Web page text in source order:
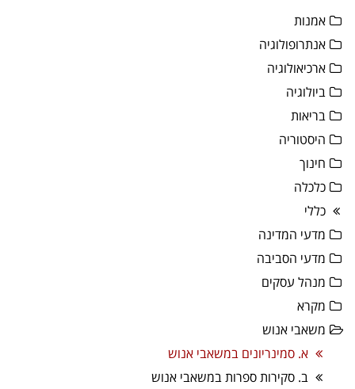
אמנות
אנתרופולוגיה
ארכיאולוגיה
ביולוגיה
בריאות
היסטוריה
חינוך
כלכלה
כללי
מדעי המדינה
מדעי הסביבה
מנהל עסקים
מקרא
משאבי אנוש
א. סמינריונים במשאבי אנוש
ב. סקירות ספרות במשאבי אנוש